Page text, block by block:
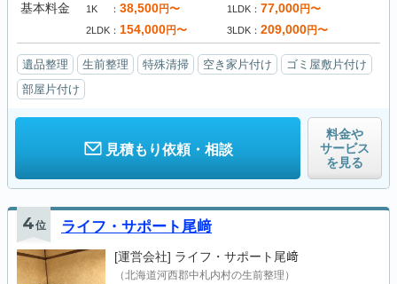
基本料金 1K 38,500円〜 1LDK 77,000円〜
2LDK 154,000円〜 3LDK 209,000円〜
遺品整理 生前整理 特殊清掃 空き家片付け
ゴミ屋敷片付け
部屋片付け
見積もり依頼・相談
料金や
サービス
を見る
4位 ライフ・サポート尾﨑
[運営会社] ライフ・サポート尾﨑
（北海道河西郡中札内村の生前整理）